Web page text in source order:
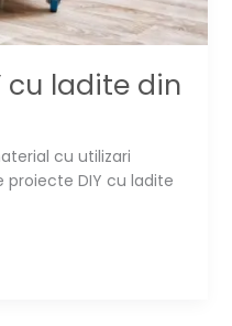
cu ladite din
cu utilizari
DIY cu ladite